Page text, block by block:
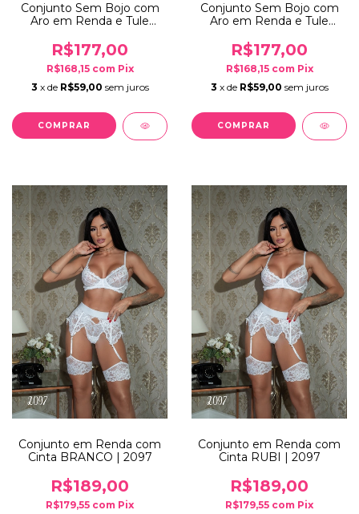
Conjunto Sem Bojo com
Aro em Renda e Tule
R$177,00
R$168,15 com Pix
3 x de R$59,00 sem juros
COMPRAR
Conjunto Sem Bojo com
Aro em Renda e Tule
R$177,00
R$168,15 com Pix
3 x de R$59,00 sem juros
COMPRAR
Conjunto em Renda com
Cinta BRANCO | 2097
R$189,00
R$179,55 com Pix
Conjunto em Renda com
Cinta RUBI | 2097
R$189,00
R$179,55 com Pix